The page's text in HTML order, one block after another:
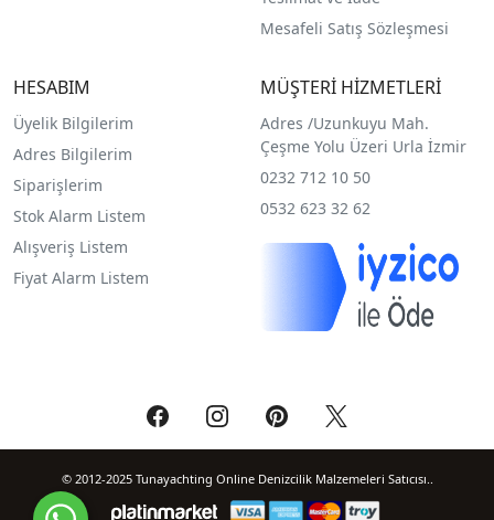
Mesafeli Satış Sözleşmesi
HESABIM
Üyelik Bilgilerim
Adres Bilgilerim
Siparişlerim
Stok Alarm Listem
Alışveriş Listem
Fiyat Alarm Listem
MÜŞTERİ HİZMETLERİ
Adres /Uzunkuyu Mah.
Çeşme Yolu Üzeri Urla İzmir
0232 712 10 50
0532 623 32 62
© 2012-2025 Tunayachting Online Denizcilik Malzemeleri Satıcısı..